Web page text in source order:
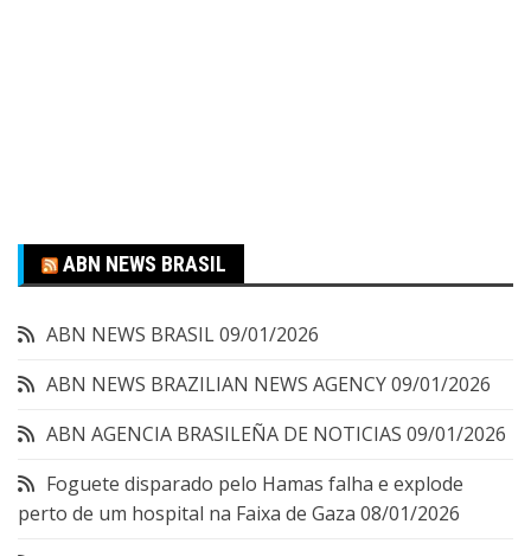
ABN NEWS BRASIL
ABN NEWS BRASIL09/01/2026
ABN NEWS BRAZILIAN NEWS AGENCY09/01/2026
ABN AGENCIA BRASILEÑA DE NOTICIAS 09/01/2026
Foguete disparado pelo Hamas falha e explode
perto de um hospital na Faixa de Gaza 08/01/2026